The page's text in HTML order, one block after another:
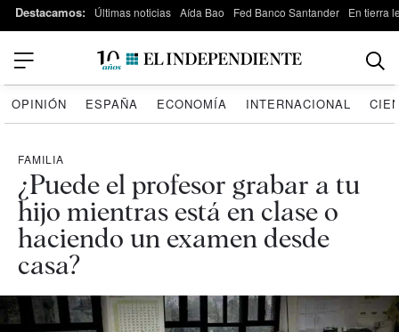
Destacamos: Últimas noticias Aída Bao Fed Banco Santander En tierra
OPINIÓN ESPAÑA ECONOMÍA INTERNACIONAL
FAMILIA
¿Puede el profesor grabar a tu
hijo mientras está en clase o
haciendo un examen desde
casa?